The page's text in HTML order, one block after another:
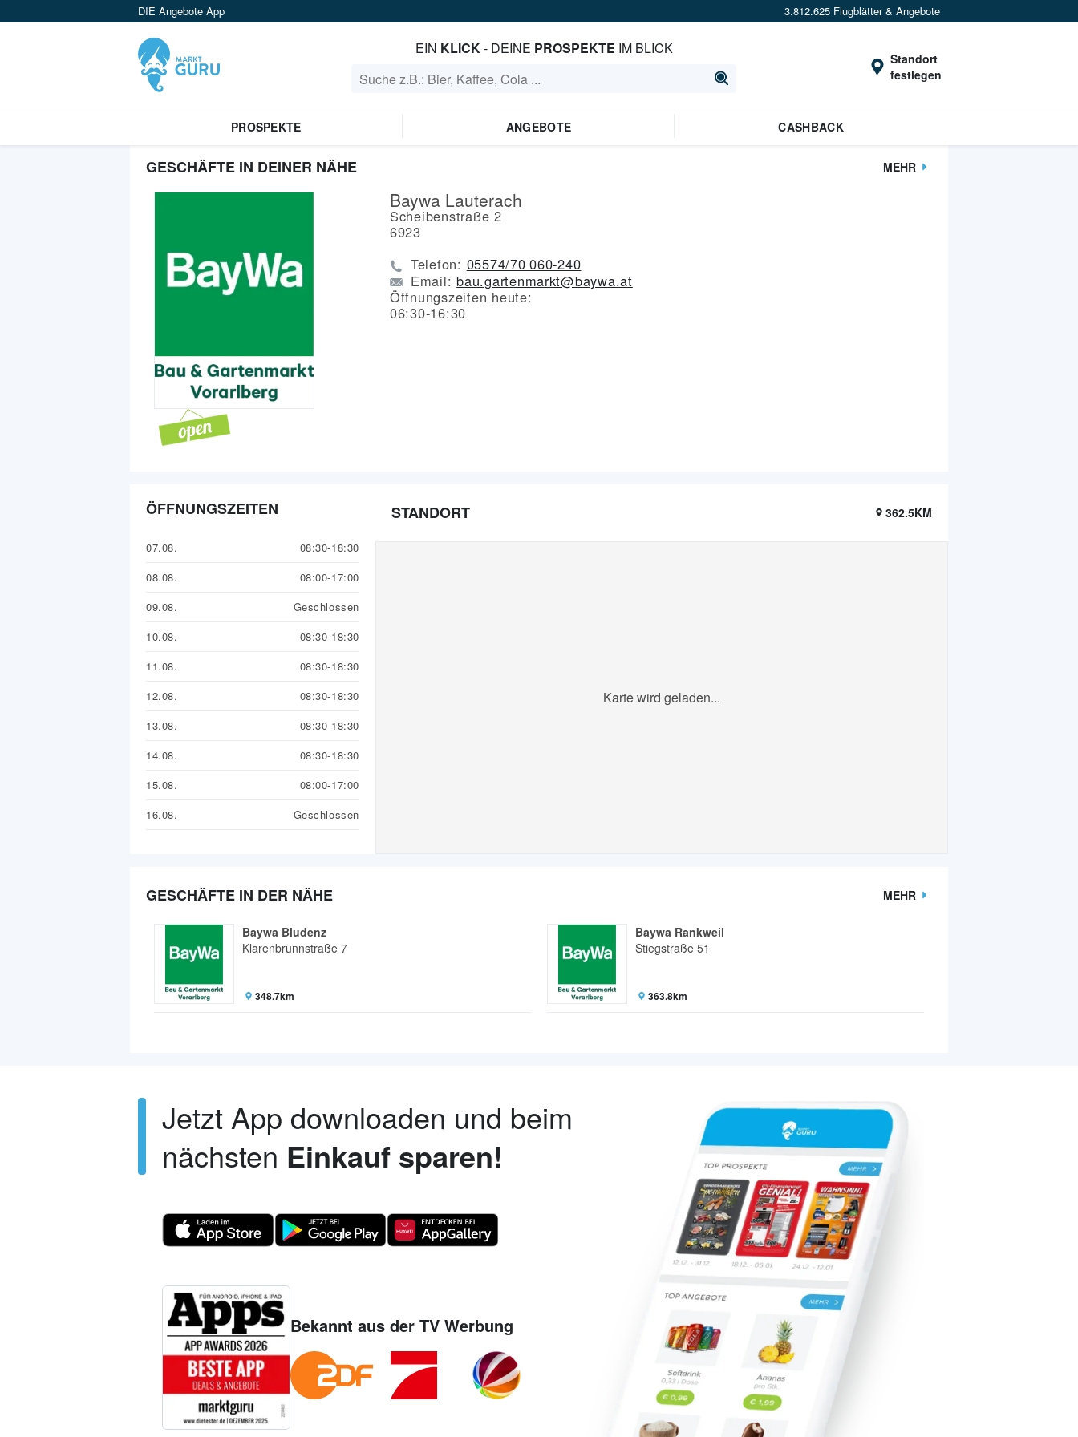
DIE Angebote App 3.812.625 Flugblätter & Angebote
EIN KLICK- DEINE PROSPEKTE IM BLICK
Standort
festlegen
PROSPEKTE ANGEBOTE CASHBACK
GESCHÄFTE IN DEINER NÄHE MEHR
Baywa Lauterach
Scheibenstraße 2
6923
Telefon: 05574/70 060-240
Email:bau.gartenmarkt@baywa.at
Öffnungszeiten heute:
06:30-16:30
ÖFFNUNGSZEITEN
07.08.
08:30-18:30
08.08.
08:00-17:00
09.08.
Geschlossen
10.08.
08:30-18:30
11.08.
08:30-18:30
12.08.
08:30-18:30
13.08.
08:30-18:30
14.08.
08:30-18:30
15.08.
08:00-17:00
16.08.
Geschlossen
STANDORT 362.5KM
Karte wird geladen...
GESCHÄFTE IN DER NÄHE MEHR
Baywa Bludenz
Klarenbrunnstraße 7
348.7km
Baywa Rankweil
Stiegstraße 51
363.8km
Jetzt App downloaden und beim
nächsten Einkauf sparen!
Bekannt aus der TV Werbung